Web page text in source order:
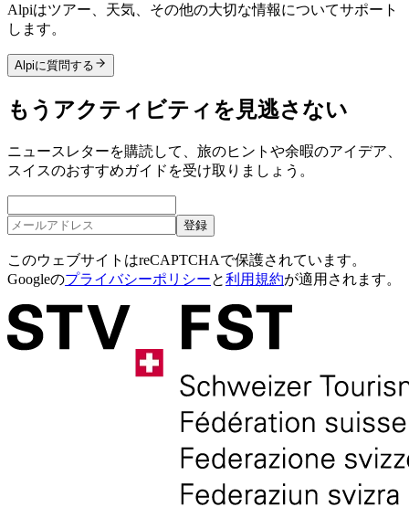
Alpiはツアー、天気、その他の大切な情報についてサポート
します。
Alpiに質問する
もうアクティビティを見逃さない
ニュースレターを購読して、旅のヒントや余暇のアイデア、
スイスのおすすめガイドを受け取りましょう。
登録
このウェブサイトはreCAPTCHAで保護されています。
Googleのプライバシーポリシーと利用規約が適用されます。